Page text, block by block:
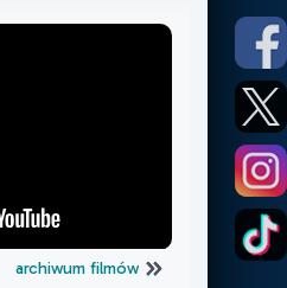
archiwum filmów